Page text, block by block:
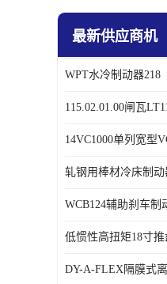
最新供应商机
WPT水冷制动器218
115.02.01.00闸瓦
14VC1000单列宽型
WCB124辅助刹车制